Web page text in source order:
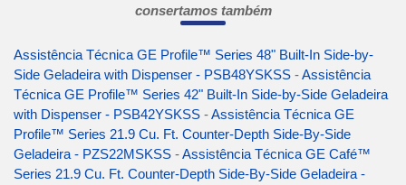
consertamos também
Assistência Técnica GE Profile™ Series 48" Built-In Side-by-
Side Geladeira with Dispenser - PSB48YSKSS -Assistência
Técnica GE Profile™ Series 42" Built-In Side-by-Side Geladeira
with Dispenser - PSB42YSKSS -Assistência Técnica GE
Profile™ Series 21.9 Cu. Ft. Counter-Depth Side-By-Side
Geladeira - PZS22MSKSS -Assistência Técnica GE Café™
Series 21.9 Cu. Ft. Counter-Depth Side-By-Side Geladeira -